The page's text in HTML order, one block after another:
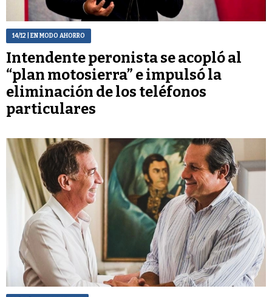
14/12 | EN MODO AHORRO
Intendente peronista se acopló al
“plan motosierra” e impulsó la
eliminación de los teléfonos
particulares